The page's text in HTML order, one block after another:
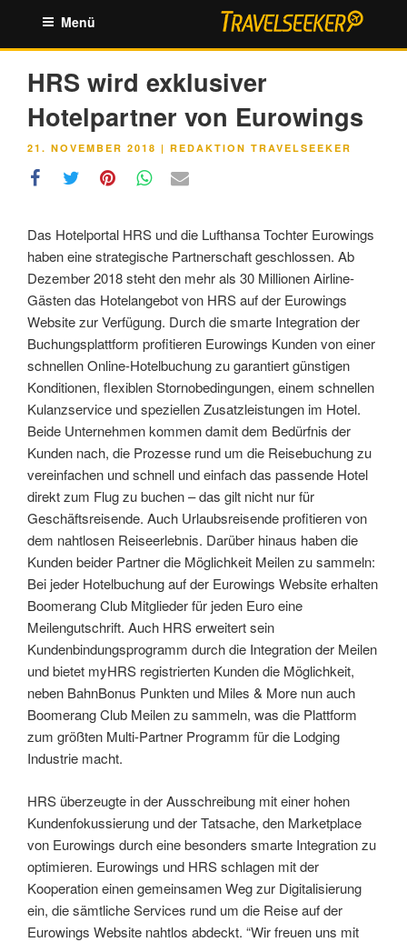
springen
Menü
HRS wird exklusiver
Hotelpartner von Eurowings
VERÖFFENTLICHT
21. NOVEMBER 2018 | REDAKTION TRAVELSEEKER
Das Hotelportal HRS und die Lufthansa Tochter Eurowings
haben eine strategische Partnerschaft geschlossen. Ab
Dezember 2018 steht den mehr als 30 Millionen Airline-
Gästen das Hotelangebot von HRS auf der Eurowings
Website zur Verfügung. Durch die smarte Integration der
Buchungsplattform profitieren Eurowings Kunden von einer
schnellen Online-Hotelbuchung zu garantiert günstigen
Konditionen, flexiblen Stornobedingungen, einem schnellen
Kulanzservice und speziellen Zusatzleistungen im Hotel.
Beide Unternehmen kommen damit dem Bedürfnis der
Kunden nach, die Prozesse rund um die Reisebuchung zu
vereinfachen und schnell und einfach das passende Hotel
direkt zum Flug zu buchen – das gilt nicht nur für
Geschäftsreisende. Auch Urlaubsreisende profitieren von
dem nahtlosen Reiseerlebnis. Darüber hinaus haben die
Kunden beider Partner die Möglichkeit Meilen zu sammeln:
Bei jeder Hotelbuchung auf der Eurowings Website erhalten
Boomerang Club Mitglieder für jeden Euro eine
Meilengutschrift. Auch HRS erweitert sein
Kundenbindungsprogramm durch die Integration der Meilen
und bietet myHRS registrierten Kunden die Möglichkeit,
neben BahnBonus Punkten und Miles & More nun auch
Boomerang Club Meilen zu sammeln, was die Plattform
zum größten Multi-Partner Programm für die Lodging
Industrie macht.
HRS überzeugte in der Ausschreibung mit einer hohen
Kundenfokussierung und der Tatsache, den Marketplace
von Eurowings durch eine besonders smarte Integration zu
optimieren. Eurowings und HRS schlagen mit der
Kooperation einen gemeinsamen Weg zur Digitalisierung
ein, die sämtliche Services rund um die Reise auf der
Eurowings Website nahtlos abdeckt. “Wir freuen uns mit